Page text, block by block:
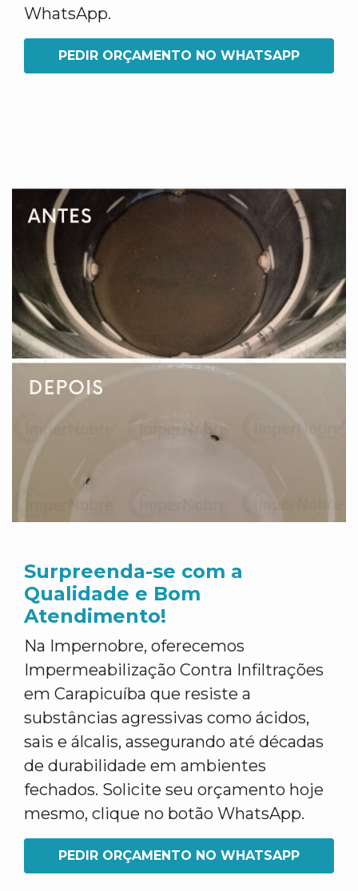
WhatsApp.
PEDIR ORÇAMENTO NO WHATSAPP
Surpreenda-se com a
Qualidade e Bom
Atendimento!
Na Impernobre, oferecemos
Impermeabilização Contra Infiltrações
em Carapicuíba que resiste a
substâncias agressivas como ácidos,
sais e álcalis, assegurando até décadas
de durabilidade em ambientes
fechados. Solicite seu orçamento hoje
mesmo, clique no botão WhatsApp.
PEDIR ORÇAMENTO NO WHATSAPP